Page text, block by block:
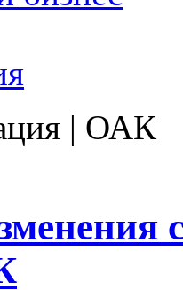
| ОАК